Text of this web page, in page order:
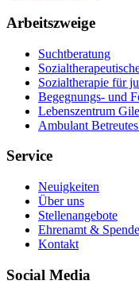
Arbeitszweige
Suchtberatung
Sozialtherapie für
Begegnungs- und
Lebenszentrum
Ambulant
Service
Neuigkeiten
Über uns
Stellenangebote
Ehrenamt &
Kontakt
Social Media